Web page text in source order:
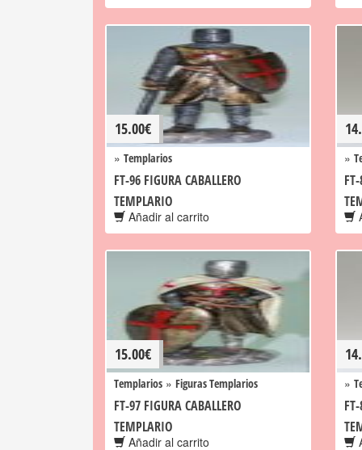
15.00€
» Templarios
FT-96 FIGURA CABALLERO
TEMPLARIO
Añadir al carrito
»
15.00€
Templarios » Figuras Templarios
FT-97 FIGURA CABALLERO
TEMPLARIO
Añadir al carrito
»